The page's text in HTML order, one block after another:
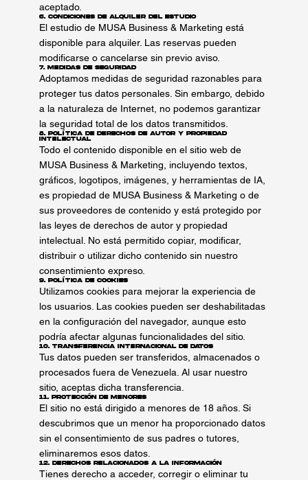
aceptado.
6. Condiciones de Alquiler del Estudio
El estudio de MUSA Business & Marketing está
disponible para alquiler. Las reservas pueden
modificarse o cancelarse sin previo aviso.
7. Medidas de Seguridad
Adoptamos medidas de seguridad razonables para
proteger tus datos personales. Sin embargo, debido
a la naturaleza de Internet, no podemos garantizar
la seguridad total de los datos transmitidos.
8. Política de Derechos de Autor y Propiedad
Intelectual
Todo el contenido disponible en el sitio web de
MUSA Business & Marketing, incluyendo textos,
gráficos, logotipos, imágenes, y herramientas de IA,
es propiedad de MUSA Business & Marketing o de
sus proveedores de contenido y está protegido por
las leyes de derechos de autor y propiedad
intelectual. No está permitido copiar, modificar,
distribuir o utilizar dicho contenido sin nuestro
consentimiento expreso.
9. Política de Cookies
Utilizamos cookies para mejorar la experiencia de
los usuarios. Las cookies pueden ser deshabilitadas
en la configuración del navegador, aunque esto
podría afectar algunas funcionalidades del sitio.
10. Transferencia Internacional de Datos
Tus datos pueden ser transferidos, almacenados o
procesados fuera de Venezuela. Al usar nuestro
sitio, aceptas dicha transferencia.
11. Protección de Menores
El sitio no está dirigido a menores de 18 años. Si
descubrimos que un menor ha proporcionado datos
sin el consentimiento de sus padres o tutores,
eliminaremos esos datos.
12. Derechos Relacionados a la Información
Tienes derecho a acceder, corregir o eliminar tu